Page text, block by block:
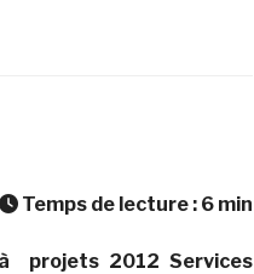
Temps de lecture : 6 min
projets 2012 Services